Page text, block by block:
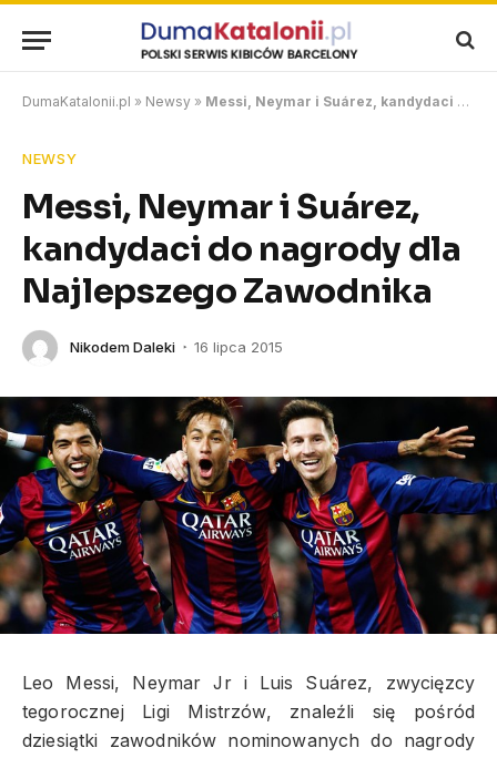
DumaKatalonii.pl » Newsy » Messi, Neymar i Suárez, kandydaci do nagrody dla Najlepszego Zawodnika
NEWSY
Messi, Neymar i Suárez,
kandydaci do nagrody dla
Najlepszego Zawodnika
Nikodem Daleki 16 lipca 2015
Leo Messi, Neymar Jr i Luis Suárez, zwycięzcy
tegorocznej Ligi Mistrzów, znaleźli się pośród
dziesiątki zawodników nominowanych do nagrody